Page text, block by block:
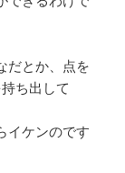
だとか、点を
ち出して
イケンのです